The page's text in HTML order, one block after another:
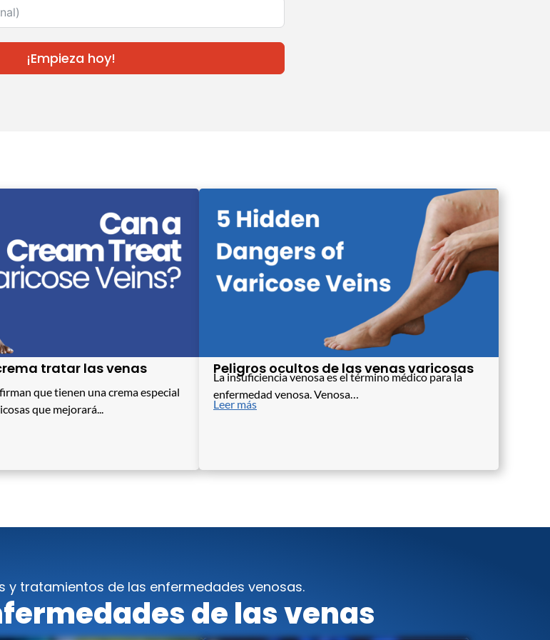
¡Empieza hoy!
tratar las venas
que tienen una crema especial
que mejorará...
Peligros ocultos de las venas varicosas
La insuficiencia venosa es el término médico para la
enfermedad venosa. Venosa…
Leer más
y tratamientos de las enfermedades venosas.
de las venas